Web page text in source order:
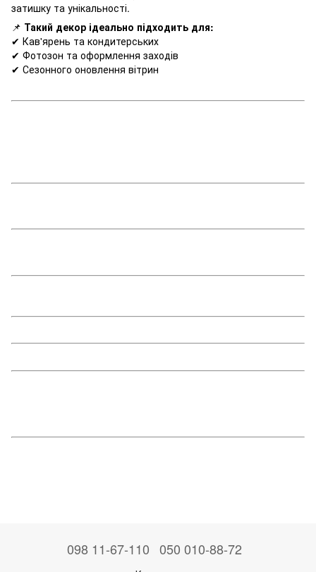
затишку та унікальності.
📌 Такий декор ідеально підходить для:
✔ Кав'ярень та кондитерських
✔ Фотозон та оформлення заходів
✔ Сезонного оновлення вітрин
098 11-67-110 050 010-88-72